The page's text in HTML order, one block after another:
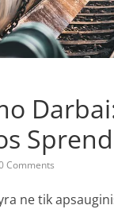
Comments
ne tik